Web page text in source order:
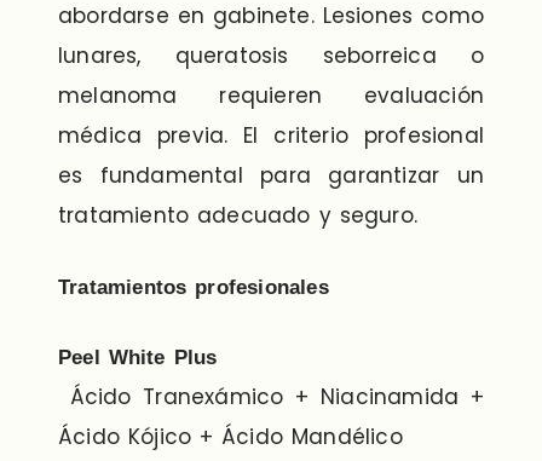
abordarse en gabinete. Lesiones como
lunares, queratosis seborreica o
melanoma requieren evaluación
médica previa. El criterio profesional
es fundamental para garantizar un
tratamiento adecuado y seguro.
Tratamientos profesionales
Peel White Plus
Ácido Tranexámico + Niacinamida +
Ácido Kójico + Ácido Mandélico